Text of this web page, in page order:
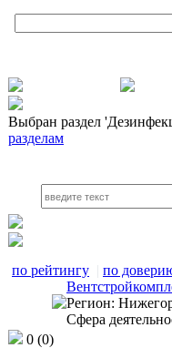
Выбран раздел
разделам
по рейтингу | по
Регион:
Сфера
0 (0)